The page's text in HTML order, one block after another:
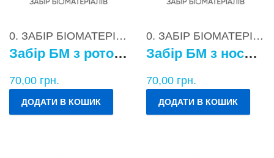
0. ЗАБІР БІОМАТЕРІАЛІВ
Забір БМ з ротоглотки
70,00 грн.
ДОДАТИ В КОШИК
0. ЗАБІР БІОМАТЕРІАЛІВ
Забір БМ з носоглотки
70,00 грн.
ДОДАТИ В КОШИК